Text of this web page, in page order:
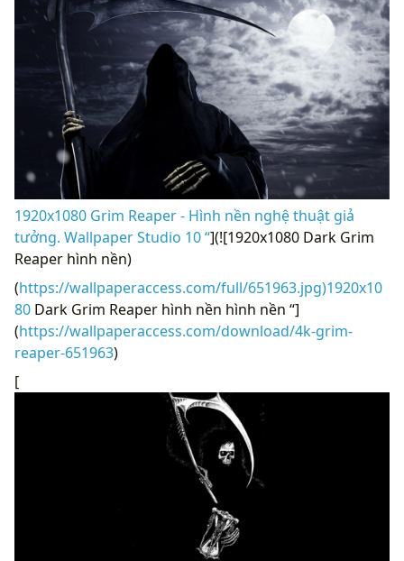
1920x1080 Grim Reaper - Hình nền nghệ thuật giả
tưởng. Wallpaper Studio 10 “](![1920x1080 Dark Grim
Reaper hình nền)
(https://wallpaperaccess.com/full/651963.jpg)1920x10
80 Dark Grim Reaper hình nền hình nền “]
(https://wallpaperaccess.com/download/4k-grim-
reaper-651963)
[